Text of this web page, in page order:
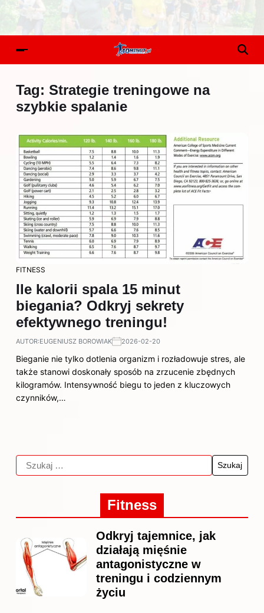
Tag: Strategie treningowe na
szybkie spalanie
FITNESS
Ile kalorii spala 15 minut
biegania? Odkryj sekrety
efektywnego treningu!
AUTOR:EUGENIUSZ BOROWIAK 2026-02-20
Bieganie nie tylko dotlenia organizm i rozładowuje stres, ale
także stanowi doskonały sposób na zrzucenie zbędnych
kilogramów. Intensywność biegu to jeden z kluczowych
czynników,…
Fitness
Odkryj tajemnice, jak
działają mięśnie
antagonistyczne w
treningu i codziennym
życiu